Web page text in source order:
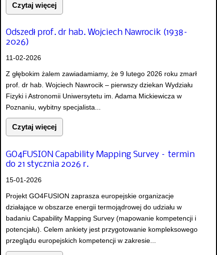
Czytaj więcej
Odszedł prof. dr hab. Wojciech Nawrocik (1938–
2026)
11-02-2026
Z głębokim żalem zawiadamiamy, że 9 lutego 2026 roku zmarł
prof. dr hab. Wojciech Nawrocik – pierwszy dziekan Wydziału
Fizyki i Astronomii Uniwersytetu im. Adama Mickiewicza w
Poznaniu, wybitny specjalista...
Czytaj więcej
GO4FUSION Capability Mapping Survey – termin
do 21 stycznia 2026 r.
15-01-2026
Projekt GO4FUSION zaprasza europejskie organizacje
działające w obszarze energii termojądrowej do udziału w
badaniu Capability Mapping Survey (mapowanie kompetencji i
potencjału). Celem ankiety jest przygotowanie kompleksowego
przeglądu europejskich kompetencji w zakresie...